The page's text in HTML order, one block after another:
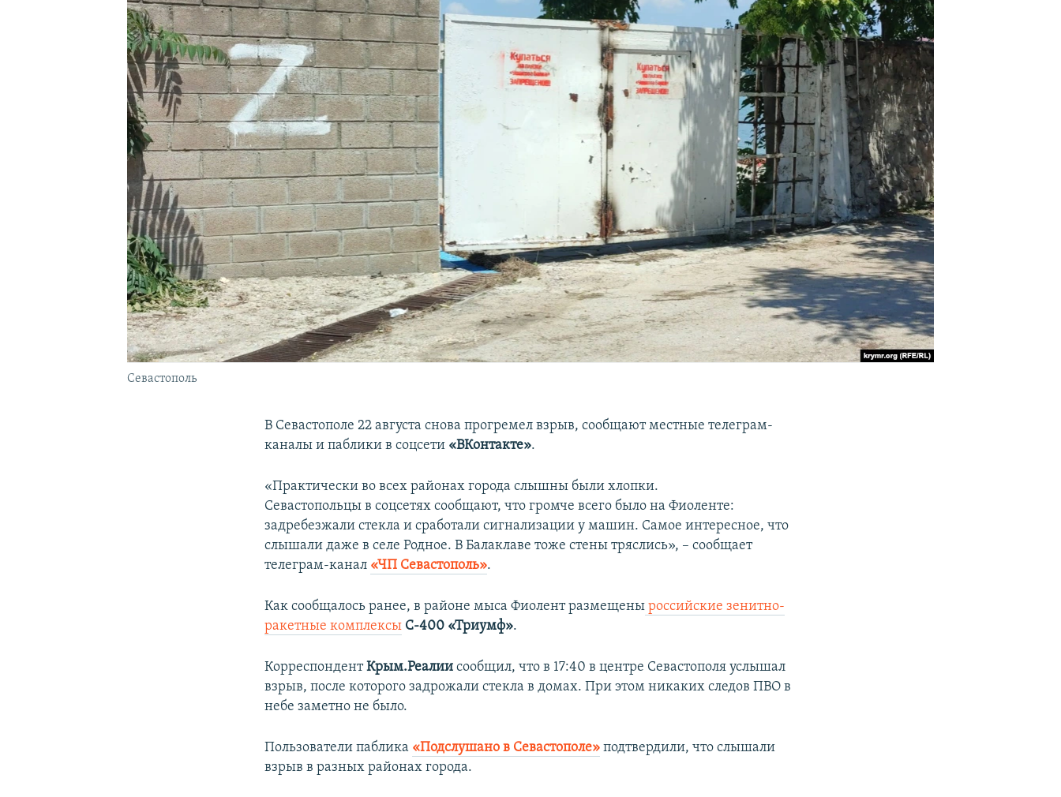
КРЫМ.НЕПОКОРЕННЫЙ
УКРАИНСКАЯ ПРОБЛЕМА КРЫМА
Севастополь
В Севастополе 22 августа снова прогремел взрыв, сообщают местные телеграм-
каналы и паблики в соцсети «ВКонтакте».
«Практически во всех районах города слышны были хлопки.
Севастопольцы в соцсетях сообщают, что громче всего было на Фиоленте:
задребезжали стекла и сработали сигнализации у машин. Самое интересное, что
слышали даже в селе Родное. В Балаклаве тоже стены тряслись», – сообщает
телеграм-канал «ЧП Севастополь».
Как сообщалось ранее, в районе мыса Фиолент размещены российские зенитно-
ракетные комплексы С-400 «Триумф».
КорреспондентКрым.Реалиисообщил, что в 17:40 в центре Севастополя услышал
взрыв, после которого задрожали стекла в домах. При этом никаких следов ПВО в
небе заметно не было.
Пользователи паблика «Подслушано в Севастополе» подтвердили, что слышали
взрыв в разных районах города.